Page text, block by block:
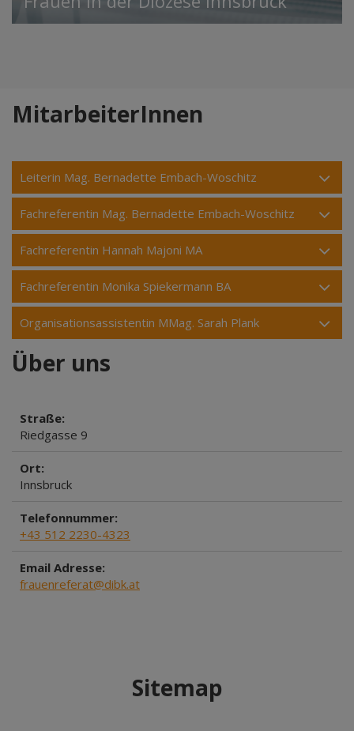
MitarbeiterInnen
Leiterin Mag. Bernadette Embach-Woschitz
Fachreferentin Mag. Bernadette Embach-Woschitz
Fachreferentin Hannah Majoni MA
Fachreferentin Monika Spiekermann BA
Organisationsassistentin MMag. Sarah Plank
Über uns
Straße:
Riedgasse 9
Ort:
Innsbruck
Telefonnummer:
+43 512 2230-4323
Email Adresse:
frauenreferat@dibk.at
Sitemap